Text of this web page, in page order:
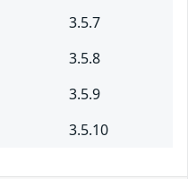
3.5.7
3.5.8
3.5.9
3.5.10